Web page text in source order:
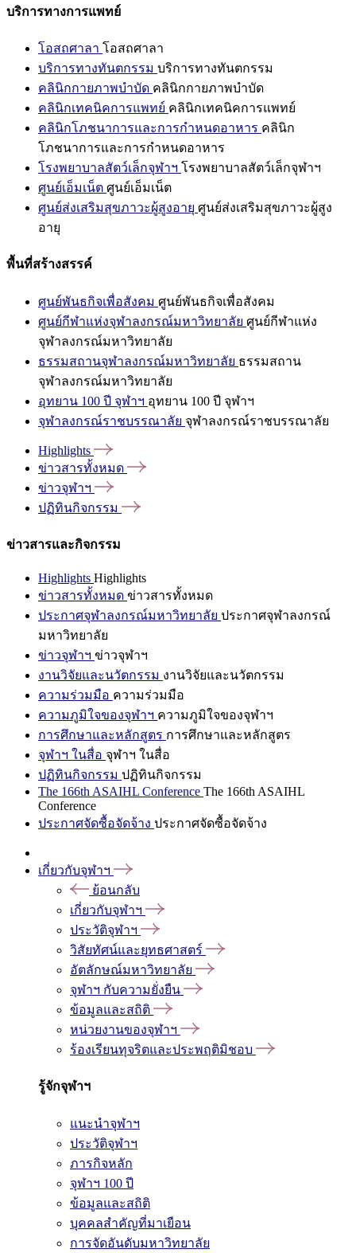
บริการทางการแพทย์
โอสถศาลา โอสถศาลา
บริการทางทันตกรรม บริการทางทันตกรรม
คลินิกกายภาพบำบัด คลินิกกายภาพบำบัด
คลินิกเทคนิคการแพทย์ คลินิกเทคนิคการแพทย์
คลินิกโภชนาการและการกำหนดอาหาร คลินิก
โภชนาการและการกำหนดอาหาร
โรงพยาบาลสัตว์เล็กจุฬาฯ โรงพยาบาลสัตว์เล็กจุฬาฯ
ศูนย์เอ็มเน็ต ศูนย์เอ็มเน็ต
ศูนย์ส่งเสริมสุขภาวะผู้สูงอายุ ศูนย์ส่งเสริมสุขภาวะผู้สูง
อายุ
พื้นที่สร้างสรรค์
ศูนย์พันธกิจเพื่อสังคม ศูนย์พันธกิจเพื่อสังคม
ศูนย์กีฬาแห่งจุฬาลงกรณ์มหาวิทยาลัย ศูนย์กีฬาแห่ง
จุฬาลงกรณ์มหาวิทยาลัย
ธรรมสถานจุฬาลงกรณ์มหาวิทยาลัย ธรรมสถาน
จุฬาลงกรณ์มหาวิทยาลัย
อุทยาน 100 ปี จุฬาฯ อุทยาน 100 ปี จุฬาฯ
จุฬาลงกรณ์ราชบรรณาลัย จุฬาลงกรณ์ราชบรรณาลัย
Highlights
ข่าวสารทั้งหมด
ข่าวจุฬาฯ
ปฏิทินกิจกรรม
ข่าวสารและกิจกรรม
Highlights Highlights
ข่าวสารทั้งหมด ข่าวสารทั้งหมด
ประกาศจุฬาลงกรณ์มหาวิทยาลัย ประกาศจุฬาลงกรณ์
มหาวิทยาลัย
ข่าวจุฬาฯ ข่าวจุฬาฯ
งานวิจัยและนวัตกรรม งานวิจัยและนวัตกรรม
ความร่วมมือ ความร่วมมือ
ความภูมิใจของจุฬาฯ ความภูมิใจของจุฬาฯ
การศึกษาและหลักสูตร การศึกษาและหลักสูตร
จุฬาฯ ในสื่อ จุฬาฯ ในสื่อ
ปฏิทินกิจกรรม ปฏิทินกิจกรรม
The 166th ASAIHL Conference The 166th ASAIHL
Conference
ประกาศจัดซื้อจัดจ้าง ประกาศจัดซื้อจัดจ้าง
เกี่ยวกับจุฬาฯ
ย้อนกลับ
เกี่ยวกับจุฬาฯ
ประวัติจุฬาฯ
วิสัยทัศน์และยุทธศาสตร์
อัตลักษณ์มหาวิทยาลัย
จุฬาฯ กับความยั่งยืน
ข้อมูลและสถิติ
หน่วยงานของจุฬาฯ
ร้องเรียนทุจริตและประพฤติมิชอบ
รู้จักจุฬาฯ
แนะนำจุฬาฯ
ประวัติจุฬาฯ
ภารกิจหลัก
จุฬาฯ 100 ปี
ข้อมูลและสถิติ
บุคคลสำคัญที่มาเยือน
การจัดอันดับมหาวิทยาลัย